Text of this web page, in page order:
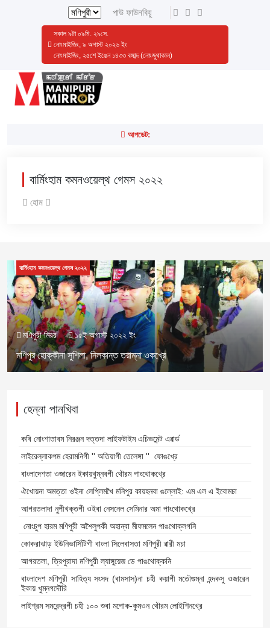
পাউ ফাউনবিয়ু
সকাল ৯টা০৯মি. ৩০সে.
নোংমাইজিং, ৯ অগাস্ট ২০২৬ ইং
নোংমাইজিং, ২৫শে ইঙেন ১৪৩৩ বঙ্গাব্দ (নোংজুথাকাল)
আপডেট:
বার্মিংহাম কমনওয়েল্থ গেমস ২০২২
হোম
মণিপুরী মিরর ১৫ই অগাস্ট ২০২২ ইং
মণিপুর হোক্কীনা সুশিলা, নিলকান্ত তরাম্না ওকখ্রে
বার্মিংহাম কমনওয়েল্থ গেমস ২০২২
হেন্না পানখিবা
কবি নোংশাতাবম নিরঞ্জন দত্তদা লাইফটাইম এচিভমেন্ট এৱার্ড
লাইরেল্লাকপম হেরামনিগী '' অতিয়াগী তেলেঙ্গা '' ফোঙখ্রে
বাংলাদেশতা ওজারেন ইকায়খুম্নবগী থৌরম পাংথোকখ্রে
ঐখোয়না অমত্তা ওইনা লেপ্লিমখৈ মনিপুর কায়হনবা ঙল্লোই: এম এল এ ইবোমচা
আগরতলাদা নুপীখক্তগী ওইবা নেসনেল সেমিনার অমা পাংথোকখ্রে
নোংচুপ হারম মণিপুরী অশৈলুপকী অহান্বা মীফমলেন পাঙথোক্লগনি
কোকরাঝাড় ইউনিভার্সিটিগী বাংলা সিলেবাসতা মণিপুরী ৱারী মচা
আগরতলা, ত্রিপুরাদা মণিপুরী ল্যাঙ্গুয়েজ ডে পাঙথোক্কনি
বাংলাদেশ মণিপুরী সাহিত্য সংসদ (বামসাস)না চহী কয়াগী মতৌগুম্না হন্দকসু ওজারেন
ইকায় খুম্নগদৌরি
লাইশ্রম সমরেন্দ্রগী চহী ১০০ শুবা মপোক-কুমওন থৌরম লোইশিনখ্রে